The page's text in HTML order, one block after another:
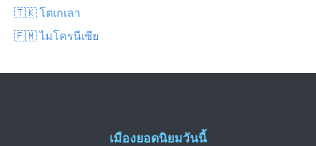
🇹🇰 โตเกเลา
🇫🇲 ไมโครนีเซีย
เมืองยอดนิยมวันนี้